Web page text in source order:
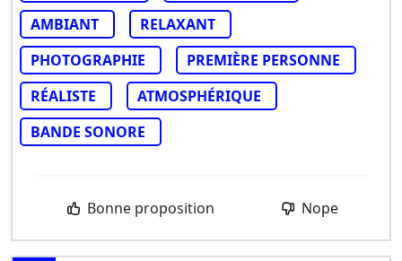
AMBIANT
RELAXANT
PHOTOGRAPHIE
PREMIÈRE PERSONNE
RÉALISTE
ATMOSPHÉRIQUE
BANDE SONORE
Bonne proposition Nope